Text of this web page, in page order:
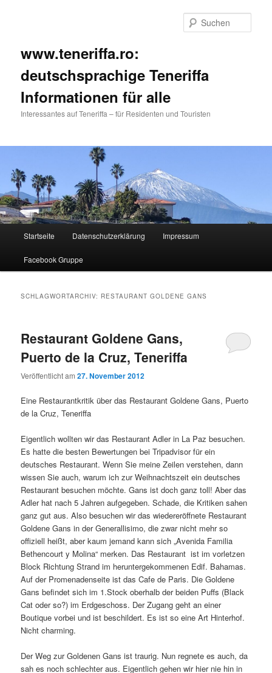
www.teneriffa.ro:
deutschsprachige Teneriffa
Informationen für alle
Interessantes auf Teneriffa – für Residenten und Touristen
Zum
primären
Zum
sekundären
Startseite Datenschutzerklärung Impressum
Facebook Gruppe
SCHLAGWORTARCHIV: RESTAURANT GOLDENE GANS
Restaurant Goldene Gans,
Puerto de la Cruz, Teneriffa
Veröffentlicht am27. November 2012
Eine Restaurantkritik über das Restaurant Goldene Gans, Puerto
de la Cruz, Teneriffa
Eigentlich wollten wir das Restaurant Adler in La Paz besuchen.
Es hatte die besten Bewertungen bei Tripadvisor für ein
deutsches Restaurant. Wenn Sie meine Zeilen verstehen, dann
wissen Sie auch, warum ich zur Weihnachtszeit ein deutsches
Restaurant besuchen möchte. Gans ist doch ganz toll! Aber das
Adler hat nach 5 Jahren aufgegeben. Schade, die Kritiken sahen
ganz gut aus. Also besuchen wir das wiedereröffnete Restaurant
Goldene Gans in der Generallisimo, die zwar nicht mehr so
offiziell heißt, aber kaum jemand kann sich „Avenida Familia
Bethencourt y Molina“ merken. Das Restaurant ist im vorletzen
Block Richtung Strand im heruntergekommenen Edif. Bahamas.
Auf der Promenadenseite ist das Cafe de Paris. Die Goldene
Gans befindet sich im 1.Stock oberhalb der beiden Puffs (Black
Cat oder so?) im Erdgeschoss. Der Zugang geht an einer
Boutique vorbei und ist beschildert. Es ist so eine Art Hinterhof.
Nicht charming.
Der Weg zur Goldenen Gans ist traurig. Nun regnete es auch, da
sah es noch schlechter aus. Eigentlich gehen wir hier nie hin in